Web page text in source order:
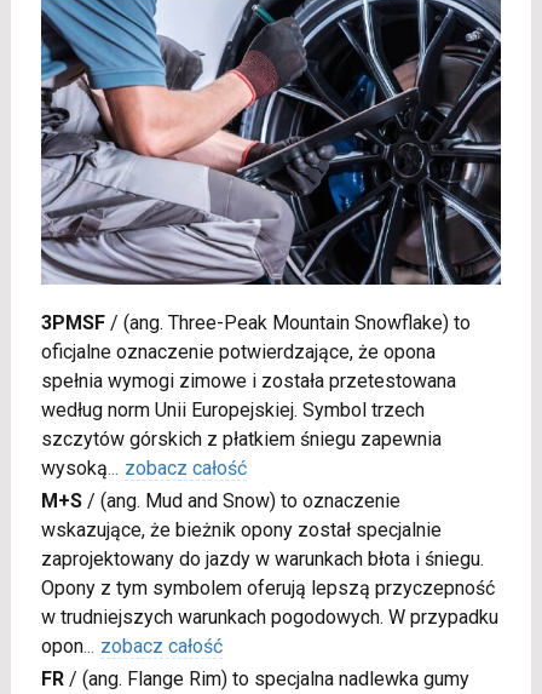
3PMSF/ (ang. Three-Peak Mountain Snowflake) to
oficjalne oznaczenie potwierdzające, że opona
spełnia wymogi zimowe i została przetestowana
według norm Unii Europejskiej. Symbol trzech
szczytów górskich z płatkiem śniegu zapewnia
wysoką... zobacz całość
M+S/ (ang. Mud and Snow) to oznaczenie
wskazujące, że bieżnik opony został specjalnie
zaprojektowany do jazdy w warunkach błota i śniegu.
Opony z tym symbolem oferują lepszą przyczepność
w trudniejszych warunkach pogodowych. W przypadku
opon... zobacz całość
FR/ (ang. Flange Rim) to specjalna nadlewka gumy